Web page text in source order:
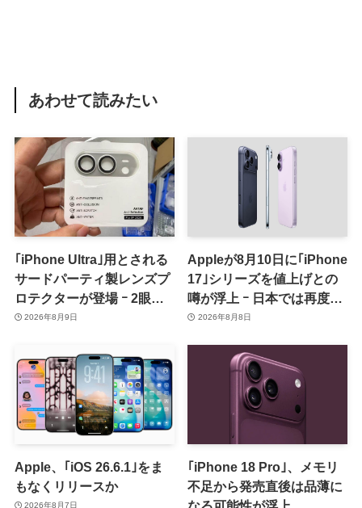
あわせて読みたい
｢iPhone Ultra｣用とされる
サードパーティ製レンズプ
ロテクターが登場 ｰ 2眼カ
メラ搭載や一部本体カラー
2026年8月9日
Appleが8月10日に｢iPhone
17｣シリーズを値上げとの
噂が浮上 ｰ 日本では再度値
上げの可能性も?!
2026年8月8日
Apple、｢iOS 26.6.1｣をま
もなくリリースか
2026年8月7日
｢iPhone 18 Pro｣、メモリ
不足から発売直後は品薄に